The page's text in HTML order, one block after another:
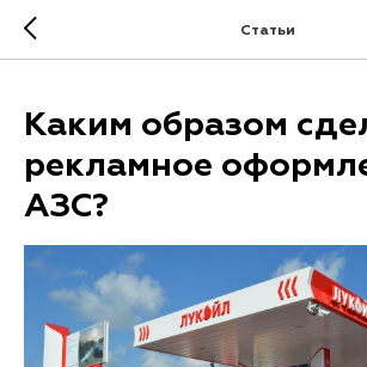
Статьи
Каким образом
рекламное
АЗС?